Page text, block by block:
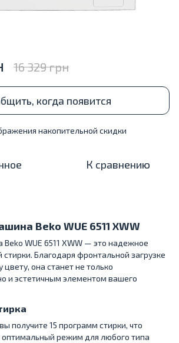
16 329 грн
когда появится
накопительной скидки
К сравнению
Beko WUE 6511 XWW
WUE 6511 XWW — это надежное
Благодаря фронтальной загрузке
она станет не только
и эстетичным элементом вашего
получите 15 программ стирки, что
оптимальный режим для любого типа